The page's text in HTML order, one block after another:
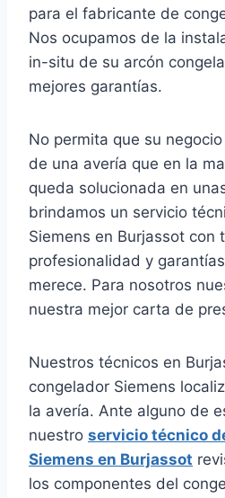
para el fabricante de
Nos ocupamos de la
in-situ de su arcón
mejores garantías.
No permita que su
de una avería que en la
queda solucionada en
brindamos un servicio
Siemens en Burjassot con
profesionalidad y
merece. Para nosotros
nuestra mejor carta de
Nuestros técnicos en
congelador Siemens
la avería. Ante alguno de
nuestro servicio técnico
Siemens en Burjassot
los componentes del